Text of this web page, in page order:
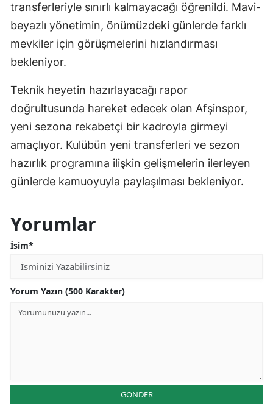
transferleriyle sınırlı kalmayacağı öğrenildi. Mavi-
beyazlı yönetimin, önümüzdeki günlerde farklı
mevkiler için görüşmelerini hızlandırması
bekleniyor.
Teknik heyetin hazırlayacağı rapor
doğrultusunda hareket edecek olan Afşinspor,
yeni sezona rekabetçi bir kadroyla girmeyi
amaçlıyor. Kulübün yeni transferleri ve sezon
hazırlık programına ilişkin gelişmelerin ilerleyen
günlerde kamuoyuyla paylaşılması bekleniyor.
Yorumlar
İsim*
Yorum Yazın (500 Karakter)
GÖNDER